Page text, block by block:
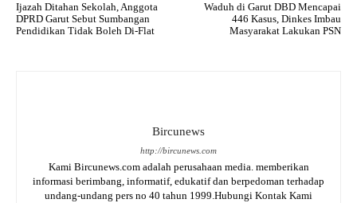
Ijazah Ditahan Sekolah, Anggota
DPRD Garut Sebut Sumbangan
Pendidikan Tidak Boleh Di-Flat
Waduh di Garut DBD Mencapai
446 Kasus, Dinkes Imbau
Masyarakat Lakukan PSN
Bircunews
http://bircunews.com
Kami Bircunews.com adalah perusahaan media. memberikan
informasi berimbang, informatif, edukatif dan berpedoman terhadap
undang-undang pers no 40 tahun 1999.Hubungi Kontak Kami